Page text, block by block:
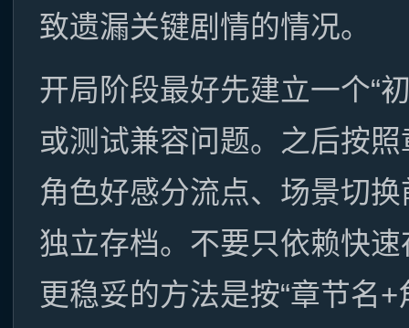
致遗漏关键剧情的情况。
开局阶段最好先建立一个“
或测试兼容问题。之后按
角色好感分流点、场景切
独立存档。不要只依赖快
更稳妥的方法是按“章节名